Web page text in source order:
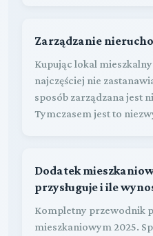
Zarządzanie
Kupując lokal
najczęściej nie
sposób zarządzana jest
Tymczasem jest to
Dodatek
przysługuje i ile
Kompletny przewodnik
mieszkaniowym 2025.